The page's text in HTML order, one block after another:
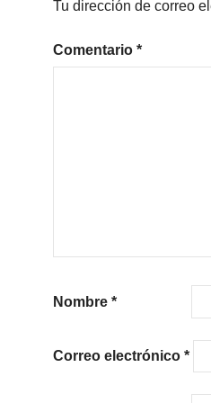
Tu dirección de correo
Comentario *
Nombre *
Correo electrónico *